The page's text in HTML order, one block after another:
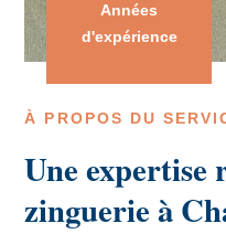
À PROPOS DU
Une expertise
zinguerie à
Années
d'expérience